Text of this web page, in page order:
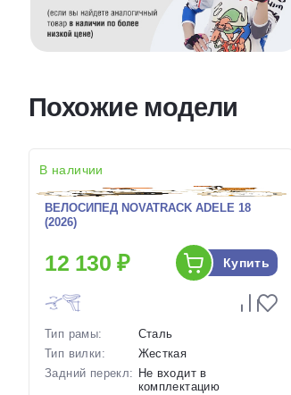
Похожие модели
В наличии
ВЕЛОСИПЕД NOVATRACK ADELE 18
(2026)
12 130 ₽ Купить
Тип рамы:
Сталь
Тип вилки:
Жесткая
Задний перекл: Не входит в
комплектацию